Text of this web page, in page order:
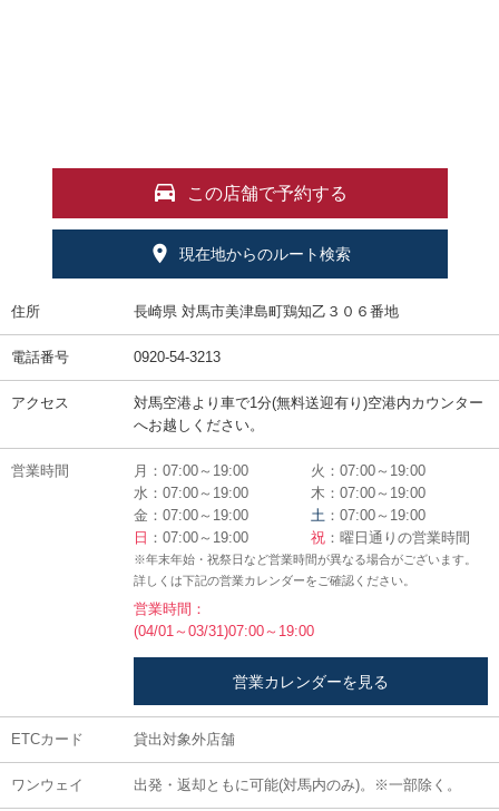
この店舗で予約する
現在地からのルート検索
住所 長崎県 対馬市美津島町鶏知乙３０６番地
電話番号 0920-54-3213
アクセス
対馬空港より車で1分(無料送迎有り)空港内カウンター
へお越しください。
営業時間 月：07:00～19:00
火：07:00～19:00
水：07:00～19:00
木：07:00～19:00
金：07:00～19:00
土 ：07:00～19:00
日 ：07:00～19:00 祝 ：曜日通りの営業時間
※年末年始・祝祭日など営業時間が異なる場合がございます。
詳しくは下記の営業カレンダーをご確認ください。
営業時間：
(04/01～03/31)07:00～19:00
営業カレンダーを見る
ETCカード 貸出対象外店舗
ワンウェイ 出発・返却ともに可能(対馬内のみ)。※一部除く。